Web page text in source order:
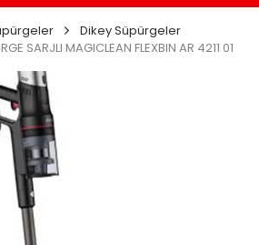
Dikey Süpürgeler
SARJLI MAGICLEAN FLEXBIN AR 4211 01